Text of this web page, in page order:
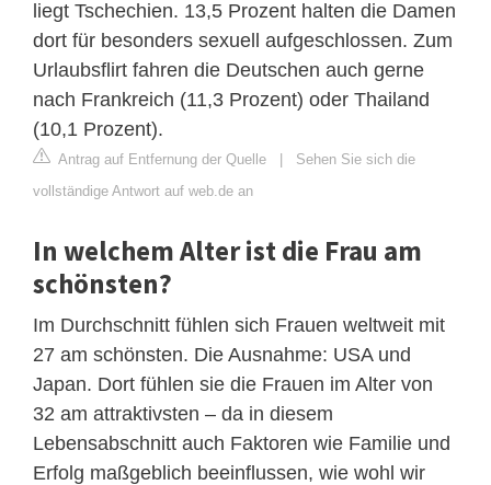
liegt Tschechien. 13,5 Prozent halten die Damen
dort für besonders sexuell aufgeschlossen. Zum
Urlaubsflirt fahren die Deutschen auch gerne
nach Frankreich (11,3 Prozent) oder Thailand
(10,1 Prozent).
Antrag auf Entfernung der Quelle | Sehen Sie sich die
vollständige Antwort auf web.de an
In welchem Alter ist die Frau am
schönsten?
Im Durchschnitt fühlen sich Frauen weltweit mit
27 am schönsten. Die Ausnahme: USA und
Japan. Dort fühlen sie die Frauen im Alter von
32 am attraktivsten – da in diesem
Lebensabschnitt auch Faktoren wie Familie und
Erfolg maßgeblich beeinflussen, wie wohl wir